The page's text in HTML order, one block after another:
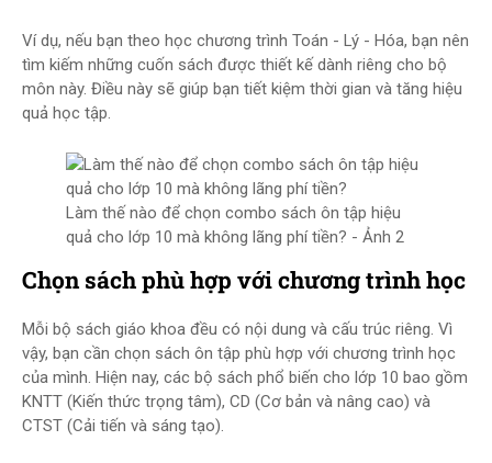
Ví dụ, nếu bạn theo học chương trình Toán - Lý - Hóa, bạn nên
tìm kiếm những cuốn sách được thiết kế dành riêng cho bộ
môn này. Điều này sẽ giúp bạn tiết kiệm thời gian và tăng hiệu
quả học tập.
Làm thế nào để chọn combo sách ôn tập hiệu
quả cho lớp 10 mà không lãng phí tiền? - Ảnh 2
Chọn sách phù hợp với chương trình học
Mỗi bộ sách giáo khoa đều có nội dung và cấu trúc riêng. Vì
vậy, bạn cần chọn sách ôn tập phù hợp với chương trình học
của mình. Hiện nay, các bộ sách phổ biến cho lớp 10 bao gồm
KNTT (Kiến thức trọng tâm), CD (Cơ bản và nâng cao) và
CTST (Cải tiến và sáng tạo).